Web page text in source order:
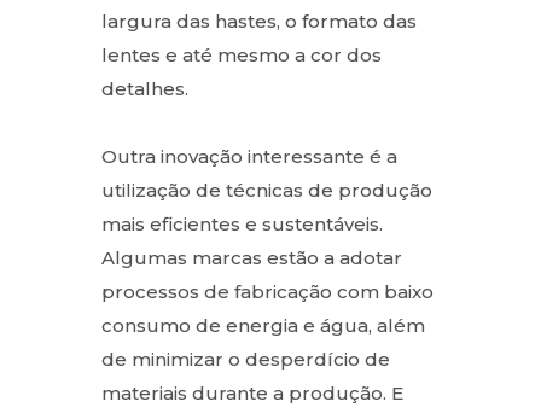
largura das hastes, o formato das
lentes e até mesmo a cor dos
detalhes.
Outra inovação interessante é a
utilização de técnicas de produção
mais eficientes e sustentáveis.
Algumas marcas estão a adotar
processos de fabricação com baixo
consumo de energia e água, além
de minimizar o desperdício de
materiais durante a produção. E